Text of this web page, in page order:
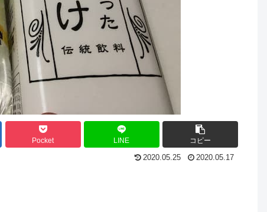
Pocket LINE コピー
2020.05.25 2020.05.17